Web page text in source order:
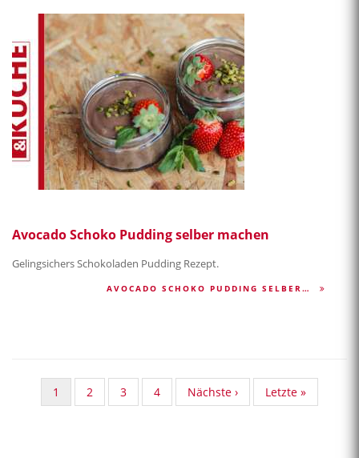
Avocado Schoko Pudding selber machen
Gelingsichers Schokoladen Pudding Rezept.
AVOCADO SCHOKO PUDDING SELBER…
Aktuelle
Seite
1
Standard
Taxonomy
2
Standard
Taxonomy
3
Standard
Taxonomy
4
Nächste
Seite
Nächste ›
Last
page
Letzte »